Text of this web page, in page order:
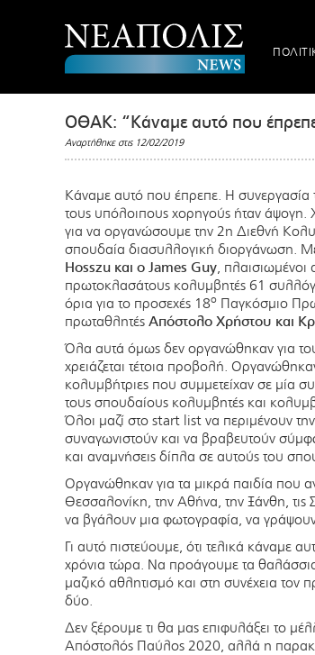
ΟΘΑΚ: “Κάναμε αυτό που
Αναρτήθηκε στις 12/02/2019
Kάναμε αυτό που έπρεπε. Η
τους υπόλοιπους χορηγούς ήταν
για να οργανώσουμε την 2η Διεθνή
σπουδαία διασυλλογική διοργάνωση.
Hosszu και ο James Guy, πλαισιωμένοι
πρωτοκλασάτους κολυμβητές 61
όρια για το προσεχές 18ο Παγκόσμιο
πρωταθλητές Απόστολο Χρήστου και
Όλα αυτά όμως δεν οργανώθηκαν για
χρειάζεται τέτοια προβολή.
κολυμβήτριες που συμμετείχαν σε μία
τους σπουδαίους κολυμβητές και
Όλοι μαζί στο start list να περιμένουν
συναγωνιστούν και να βραβευτούν
και αναμνήσεις δίπλα σε αυτούς του
Οργανώθηκαν για τα μικρά παιδία που
Θεσσαλονίκη, την Αθήνα, την Ξάνθη,
να βγάλουν μια φωτογραφία, να
Γι αυτό πιστεύουμε, ότι τελικά κάναμε
χρόνια τώρα. Να προάγουμε τα
μαζικό αθλητισμό και στη συνέχεια τον
δύο.
Δεν ξέρουμε τι θα μας επιφυλάξει το
Απόστολός Παύλος 2020, αλλά η